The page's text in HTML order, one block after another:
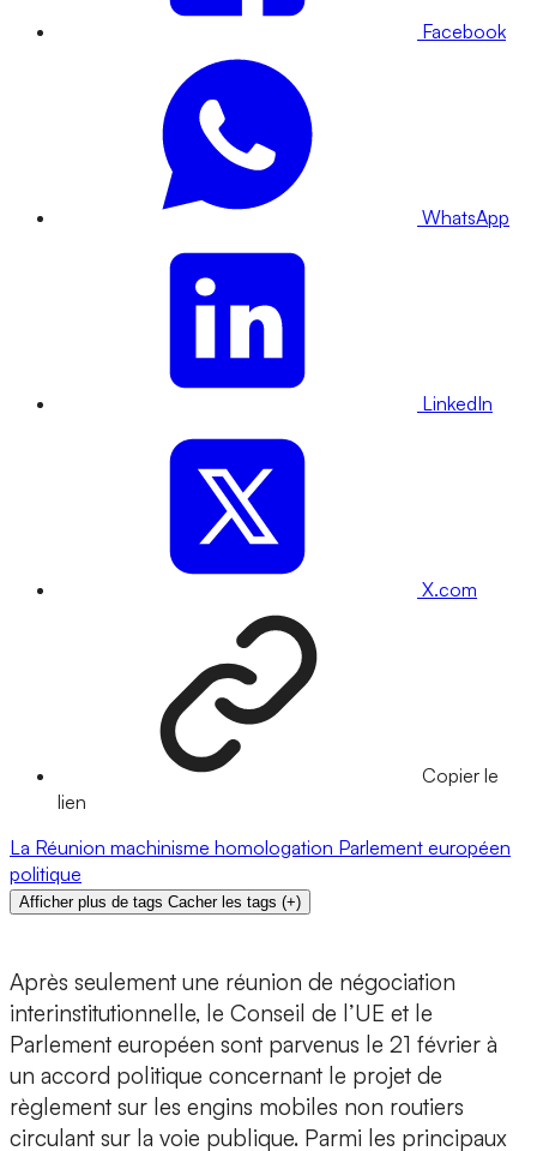
Facebook
WhatsApp
LinkedIn
X.com
Copier le
lien
La Réunion machinisme homologation Parlement européen
politique
Afficher plus de tags Cacher les tags (+)
Après seulement une réunion de négociation
interinstitutionnelle, le Conseil de l’UE et le
Parlement européen sont parvenus le 21 février à
un accord politique concernant le projet de
règlement sur les engins mobiles non routiers
circulant sur la voie publique. Parmi les principaux